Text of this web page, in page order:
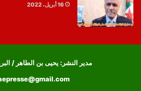
16 أبريل، 2022
مدير النشر: يحيى بن الطاهر /